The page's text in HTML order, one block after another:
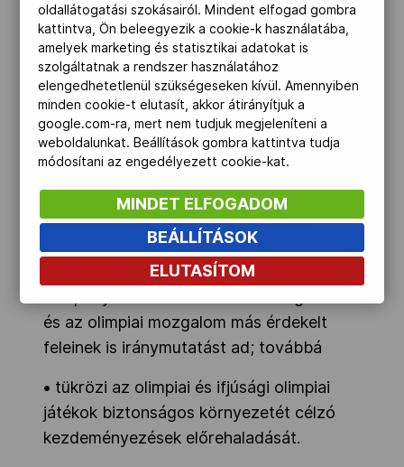
ideje alatti (Games-Time) safeguarding
rizikófaktorok kezelésével kapcsolatos
további intézkedéseket;
• egy egységes, összevont szabályzatot
biztosítson, amely mind az olimpiai
játékokra, mind az ifjúsági olimpiára
alkalmazható. Olyan
referenciadokumentum, amely a játékok
alatt a sportolóknak, a Nemzetközi
Sportszövetségeknek, a Nemzeti Olimpiai
Bizottságoknak, az olimpiai és ifjúsági
és az olimpiai mozgalom más érdekelt
feleinek is iránymutatást ad; továbbá
• tükrözi az olimpiai és ifjúsági olimpiai
játékok biztonságos környezetét célzó
kezdeményezések előrehaladását.
oldallátogatási szokásairól. Mindent elfogad gombra
kattintva, Ön beleegyezik a cookie-k használatába,
amelyek marketing és statisztikai adatokat is
szolgáltatnak a rendszer használatához
elengedhetetlenül szükségeseken kívül. Amennyiben
minden cookie-t elutasít, akkor átirányítjuk a
google.com-ra, mert nem tudjuk megjeleníteni a
weboldalunkat. Beállítások gombra kattintva tudja
módosítani az engedélyezett cookie-kat.
MINDET ELFOGADOM
BEÁLLÍTÁSOK
ELUTASÍTOM